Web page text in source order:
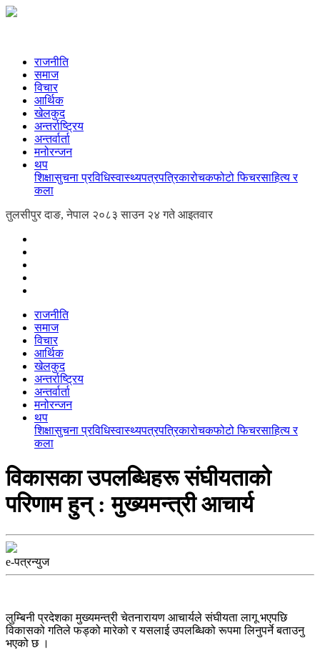
राजनीति
समाज
विचार
आर्थिक
खेलकुद
अन्तर्राष्ट्रिय
अन्तर्वार्ता
मनोरन्जन
थप
शिक्षासुचना प्रविधिस्वास्थ्यपत्रपत्रिकारोचकफोटो फिचरसाहित्य र
कला
तुलसीपुर दाङ, नेपाल २०८३ साउन २४ गते आइतवार
राजनीति
समाज
विचार
आर्थिक
खेलकुद
अन्तर्राष्ट्रिय
अन्तर्वार्ता
मनोरन्जन
थप
शिक्षासुचना प्रविधिस्वास्थ्यपत्रपत्रिकारोचकफोटो फिचरसाहित्य र
कला
विकासका उपलब्धिहरू संघीयताको
परिणाम हुन् : मुख्यमन्त्री आचार्य
e-पत्रन्युज
लुम्बिनी प्रदेशका मुख्यमन्त्री चेतनारायण आचार्यले संघीयता लागू भएपछि
विकासको गतिले फड्को मारेको र यसलाई उपलब्धिको रूपमा लिनुपर्ने बताउनु
भएको छ ।